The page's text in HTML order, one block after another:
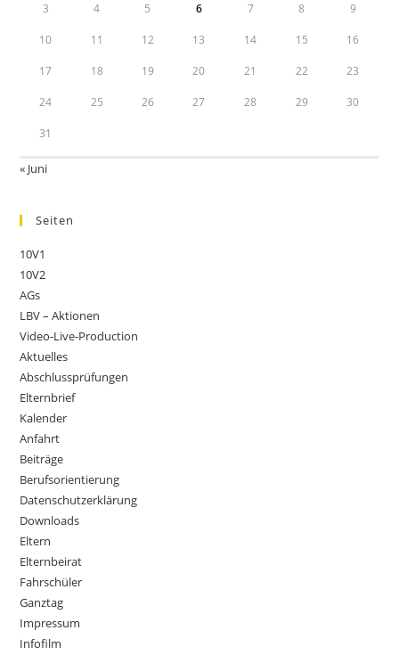
3 4 5 6 7 8 9
10 11 12 13 14 15 16
17 18 19 20 21 22 23
24 25 26 27 28 29 30
31
« Juni
Seiten
10V1
10V2
AGs
LBV – Aktionen
Video-Live-Production
Aktuelles
Abschlussprüfungen
Elternbrief
Kalender
Anfahrt
Beiträge
Berufsorientierung
Datenschutzerklärung
Downloads
Eltern
Elternbeirat
Fahrschüler
Ganztag
Impressum
Infofilm